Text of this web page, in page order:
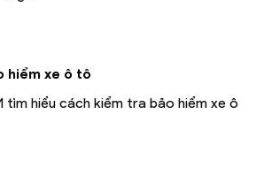
hiểm xe ô tô
tìm hiểu cách kiểm tra bảo hiểm xe ô